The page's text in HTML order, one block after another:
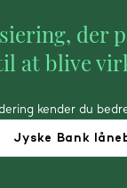
der
at blive
kender du
Jyske Bank